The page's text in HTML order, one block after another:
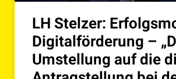
LH Stelzer:
Digitalförderung –
Umstellung auf die